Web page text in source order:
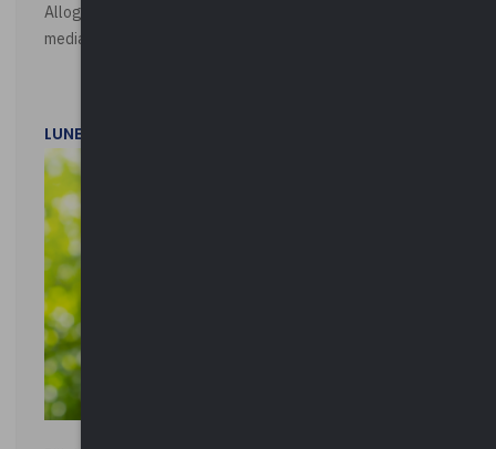
Alloggi di Edilizia Residenziale Pubblica - Vendita all'asta
mediante procedura asincrona telematica
LUNEDì 20 LUGLIO 2026